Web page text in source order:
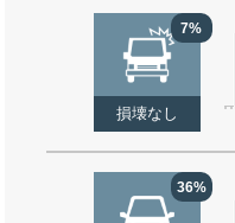
7%
損壊なし
36%